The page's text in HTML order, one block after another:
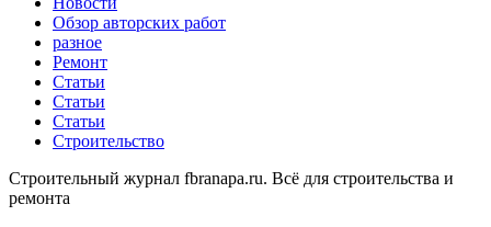
Обзор авторских работ
разное
Ремонт
Статьи
Статьи
Статьи
Строительство
Строительный журнал fbranapa.ru. Всё для строительства и
ремонта